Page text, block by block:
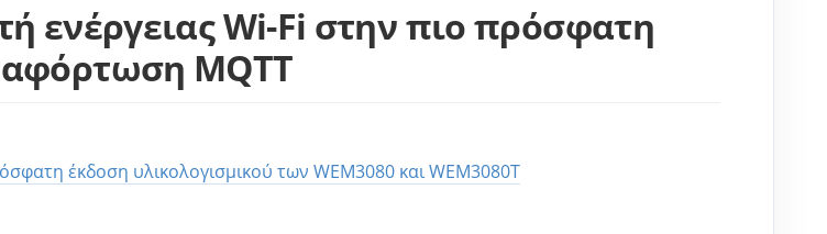
ενέργειας Wi-Fi στην πιο πρόσφατη
MQTT
έκδοση υλικολογισμικού των WEM3080 και WEM3080T